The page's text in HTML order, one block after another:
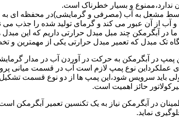
ندارد،ممنوع و بسیار خطرناک است.
مشعل به آب (مصرفی و گرمایشی)در محفظه ای
آب از آن عبور می کند و گرمای تولید شده را جذب
آبگرمکن چند مبل مبدل حرارتی داریم که این مبدل
تک مبدل که تعمیر مبدل حرارتی یکی از مهمترین و
پمپ در آبگرمکن به حرکت در آوردن آب در مدار
ولت کار می کند.مبرای عملکرداین نوع پمپ لازم است آب در
باید سرویس شود،این پمپ ها از دو نوع قسمت
حائز اهمیت است.
در آبگرمکن نیاز به یک تکنسین تعمیر
نماید.